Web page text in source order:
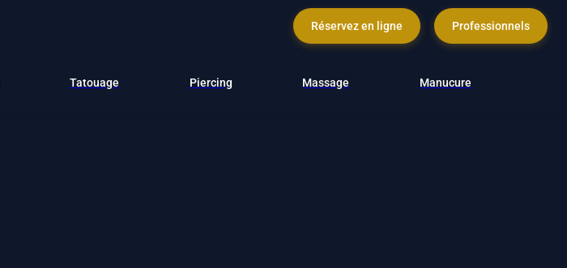
Réservez en ligne Professionnels
Tatouage Piercing Massage Manucure